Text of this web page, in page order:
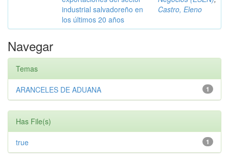
industrial salvadoreño en
los últimos 20 años
Castro, Eleno
Navegar
Temas
1
ARANCELES DE ADUANA
Has File(s)
1
true